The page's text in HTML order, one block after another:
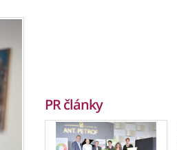
PR články